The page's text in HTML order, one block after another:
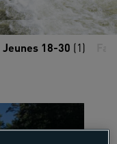
Jeunes 18-30 (1)